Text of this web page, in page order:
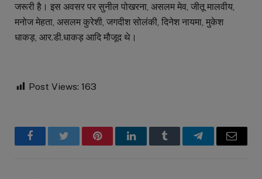
जरूरी है। इस अवसर पर सुनील पोखरना, असलम मेव, जीतू मालवीय,
मनोज मेहता, असलम कुरेशी, जगदीश सोलंकी, दिनेश नायमा, मुकेश
धाकड़, आर.डी.धाकड़ आदि मौजूद थे।
Post Views: 163
FacebookTwitter PinterestLinkedInTumblr TelegramEmail